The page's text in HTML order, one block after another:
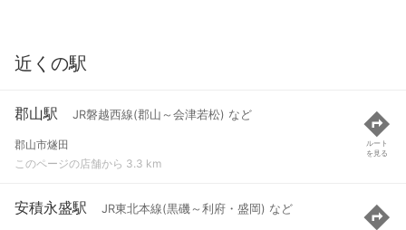
近くの駅
郡山駅 JR磐越西線(郡山～会津若松) など
郡山市燧田
このページの店舗から 3.3 km
ルート
を見る
安積永盛駅 JR東北本線(黒磯～利府・盛岡) など